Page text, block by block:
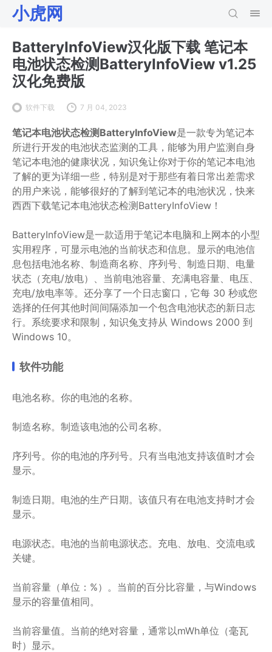
小虎网
BatteryInfoView汉化版下载 笔记本
电池状态检测BatteryInfoView v1.25
汉化免费版
软件下载 7 月 04, 2023
笔记本电池状态检测BatteryInfoView是一款专为笔记本
所进行开发的电池状态监测的工具，能够为用户监测自身
笔记本电池的健康状况，知识兔让你对于你的笔记本电池
了解的更为详细一些，特别是对于那些有着日常出差需求
的用户来说，能够很好的了解到笔记本的电池状况，快来
西西下载笔记本电池状态检测BatteryInfoView！
BatteryInfoView是一款适用于笔记本电脑和上网本的小型
实用程序，可显示电池的当前状态和信息。显示的电池信
息包括电池名称、制造商名称、序列号、制造日期、电量
状态（充电/放电）、当前电池容量、充满电容量、电压、
充电/放电率等。还分享了一个日志窗口，它每 30 秒或您
选择的任何其他时间间隔添加一个包含电池状态的新日志
行。系统要求和限制，知识兔支持从 Windows 2000 到
Windows 10。
软件功能
电池名称。你的电池的名称。
制造名称。制造该电池的公司名称。
序列号。你的电池的序列号。只有当电池支持该值时才会
显示。
制造日期。电池的生产日期。该值只有在电池支持时才会
显示。
电源状态。电池的当前电源状态。充电、放电、交流电或
关键。
当前容量（单位：%）。当前的百分比容量，与Windows
显示的容量值相同。
当前容量值。当前的绝对容量，通常以mWh单位（毫瓦
时）显示。